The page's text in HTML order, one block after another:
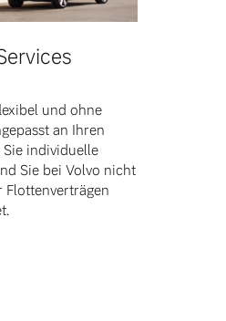
und ohne
an Ihren
individuelle
Sie bei Volvo nicht
Flottenverträgen